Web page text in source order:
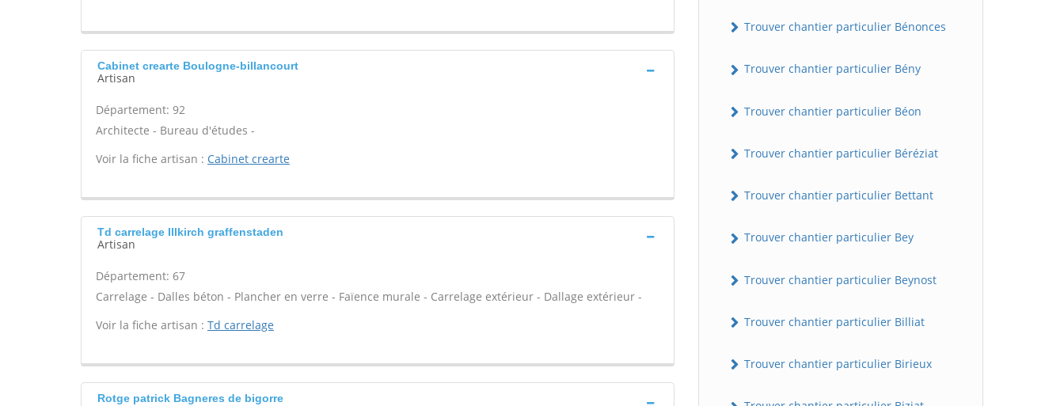
Cabinet crearte Boulogne-billancourt
Artisan
Département: 92
Architecte - Bureau d'études -
Voir la fiche artisan : Cabinet crearte
Td carrelage Illkirch graffenstaden
Artisan
Département: 67
Carrelage - Dalles béton - Plancher en verre - Faïence murale - Carrelage extérieur - Dallage extérieur -
Voir la fiche artisan : Td carrelage
Rotge patrick Bagneres de bigorre
Trouver chantier particulier Bénonces
Trouver chantier particulier Bény
Trouver chantier particulier Béon
Trouver chantier particulier Béréziat
Trouver chantier particulier Bettant
Trouver chantier particulier Bey
Trouver chantier particulier Beynost
Trouver chantier particulier Billiat
Trouver chantier particulier Birieux